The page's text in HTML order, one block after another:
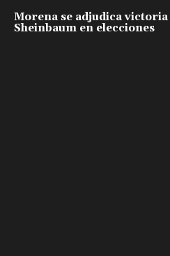
Morena se adjudica victoria
Sheinbaum en elecciones